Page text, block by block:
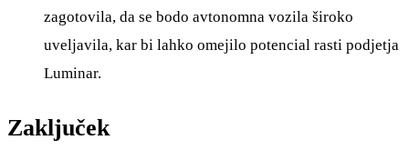
zagotovila, da se bodo avtonomna vozila široko
uveljavila, kar bi lahko omejilo potencial rasti podjetja
Luminar.
Zaključek